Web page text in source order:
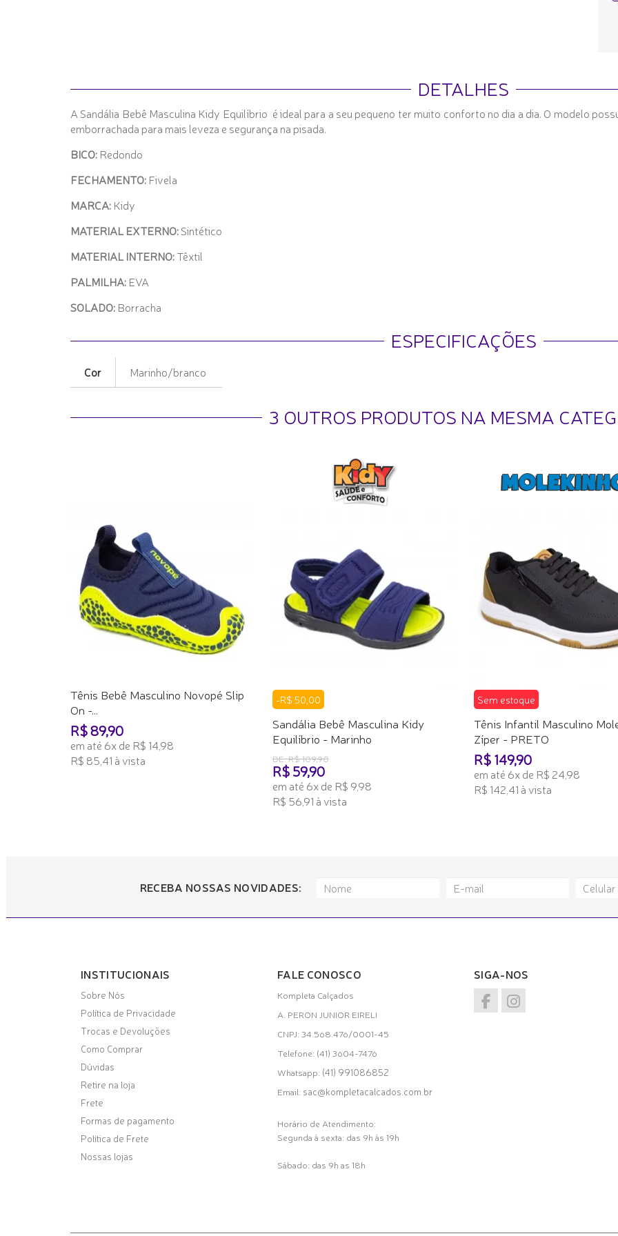
DETALHES
A Sandália Bebê Masculina Kidy Equilíbrio é ideal para a seu pequeno ter muito conforto no dia a dia. O modelo
emborrachada para mais leveza e segurança na pisada.
BICO: Redondo
FECHAMENTO: Fivela
MARCA: Kidy
MATERIAL EXTERNO:Sintético
MATERIAL INTERNO:Têxtil
PALMILHA: EVA
SOLADO: Borracha
ESPECIFICAÇÕES
Cor Marinho/branco
3 OUTROS PRODUTOS NA MESMA
Tênis Bebê Masculino Novopé Slip
On -...
R$ 89,90
em até 6x de R$ 14,98
R$ 85,41 à vista
-R$ 50,00
Sandália Bebê Masculina Kidy
Equilíbrio - Marinho
DE: R$ 109,90
R$ 59,90
em até 6x de R$ 9,98
R$ 56,91 à vista
Sem estoque
Tênis Infantil Masculino
Zíper - PRETO
R$ 149,90
em até 6x de R$ 24,98
R$ 142,41 à vista
RECEBA NOSSAS NOVIDADES:
INSTITUCIONAIS
Sobre Nós
Política de Privacidade
Trocas e Devoluções
Como Comprar
Dúvidas
Retire na loja
Frete
Formas de pagamento
Política de Frete
Nossas lojas
FALE CONOSCO
Kompleta Calçados
A. PERON JUNIOR EIRELI
CNPJ: 34.568.476/0001-45
Telefone: (41) 3604-7476
Whatsapp: (41) 991086852
Email: sac@kompletacalcados.com.br
Horário de Atendimento:
Segunda à sexta: das 9h às 19h
Sábado: das 9h as 18h
SIGA-NOS